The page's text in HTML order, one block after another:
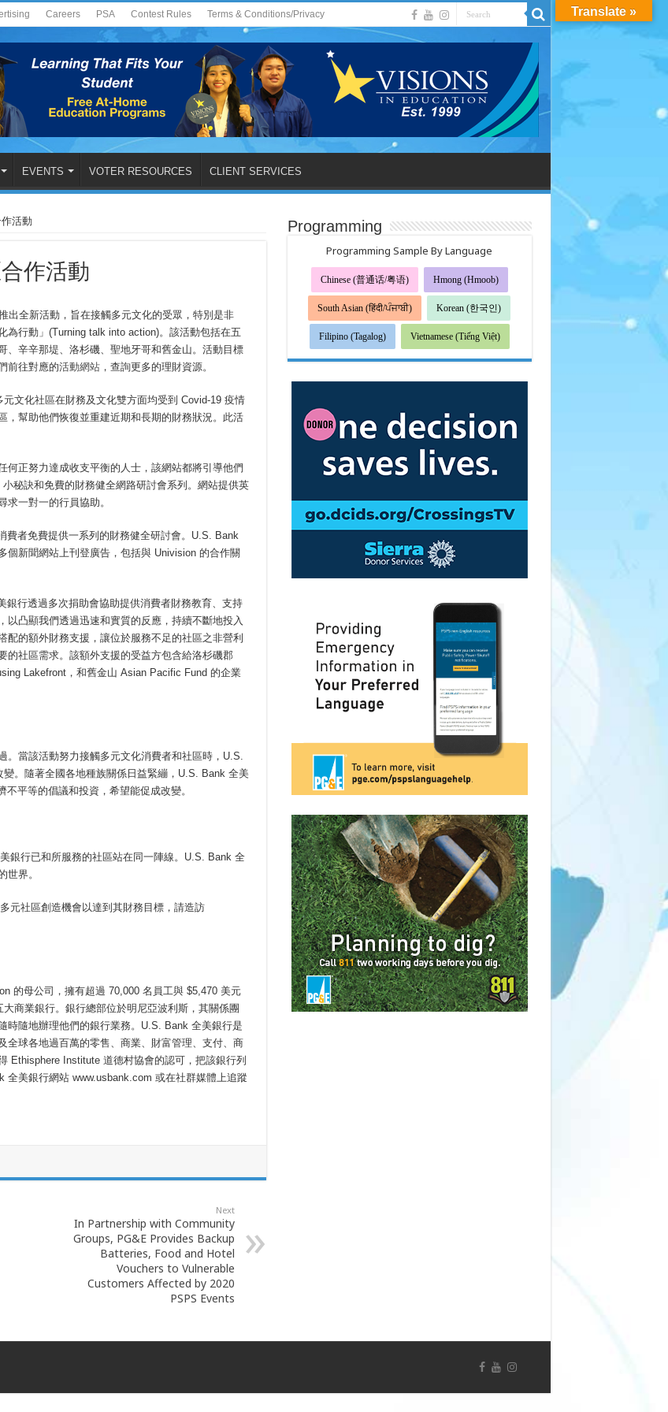
Careers PSA Contest Rules Terms & Conditions/Privacy
EVENTS VOTER RESOURCES CLIENT SERVICES
活動
作活動
出全新活動，旨在接觸多元文化的受眾，特別是非
為行動」(Turning talk into action)。該活動包括在五
、辛辛那堤、洛杉磯、聖地牙哥和舊金山。活動目標
前往對應的活動網站，查詢更多的理財資源。
文化社區在財務及文化雙方面均受到 Covid-19 疫情
，幫助他們恢復並重建近期和長期的財務狀況。此活
何正努力達成收支平衡的人士，該網站都將引導他們
秘訣和免費的財務健全網路研討會系列。網站提供英
一對一的行員協助。
者免費提供一系列的財務健全研討會。U.S. Bank
個新聞網站上刊登廣告，包括與 Univision 的合作關
行透過多次捐助會協助提供消費者財務教育、支持
凸顯我們透過迅速和實質的反應，持續不斷地投入
的額外財務支援，讓位於服務不足的社區之非營利
的社區需求。該額外支援的受益方包含給洛杉磯郡
Lakefront，和舊金山 Asian Pacific Fund 的企業
。當該活動努力接觸多元文化消費者和社區時，U.S.
。隨著全國各地種族關係日益緊繃，U.S. Bank 全美
平等的倡議和投資，希望能促成改變。
銀行已和所服務的社區站在同一陣線。U.S. Bank 全
界。
元社區創造機會以達到其財務目標，請造訪
的母公司，擁有超過 70,000 名員工與 $5,470 美元
商業銀行。銀行總部位於明尼亞波利斯，其關係團
時隨地辦理他們的銀行業務。U.S. Bank 全美銀行是
全球各地過百萬的零售、商業、財富管理、支付、商
Ethisphere Institute 道德村協會的認可，把該銀行列
美銀行網站 www.usbank.com 或在社群媒體上追蹤
Next
In Partnership with Community
Groups, PG&E Provides Backup
Batteries, Food and Hotel
Vouchers to Vulnerable
Customers Affected by 2020
PSPS Events
Programming
Programming Sample By Language
Chinese (普通话/粤语) Hmong (Hmoob)
South Asian (हिंदी/ਪੰਜਾਬੀ) Korean (한국인)
Filipino (Tagalog) Vietnamese (Tiếng Việt)
Translate »